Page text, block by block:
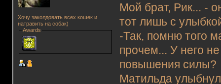
Хочу заколдовать всех кошек и
натравить на собак)
Awards
Мой брат, Рик... -
тот лишь с
-Так, помню того
прочем... У него
повышения силы?
Матильда